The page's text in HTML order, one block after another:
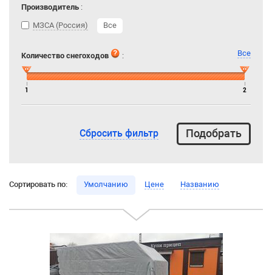
Производитель :
МЗСА (Россия)
Все
Количество снегоходов : Все
1 2
Сбросить фильтр
Сортировать по: Умолчанию Цене Названию